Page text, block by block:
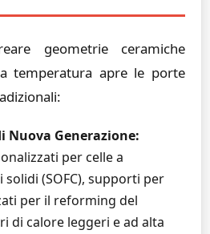
geometrie ceramiche
temperatura apre le porte
Nuova Generazione:
per celle a
(SOFC), supporti per
per il reforming del
di calore leggeri e ad alta